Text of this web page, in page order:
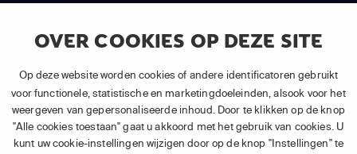
OVER COOKIES OP DEZE SITE
Op deze website worden cookies of andere identificatoren gebruikt
voor functionele, statistische en marketingdoeleinden, alsook voor het
weergeven van gepersonaliseerde inhoud. Door te klikken op de knop
"Alle cookies toestaan" gaat u akkoord met het gebruik van cookies. U
kunt uw cookie-instellingen wijzigen door op de knop "Instellingen" te
(1) De eerste 30 dagen gratis: Geldig op alle nieuwe abonnementen
van APP TV Light, Basic of Plus.
(2) Prijs abonnement : Incl. BTW.
(3) Restart & Replayis beschikbaar voorvolgende zendersafhankelijk
van je gekozen pakket.